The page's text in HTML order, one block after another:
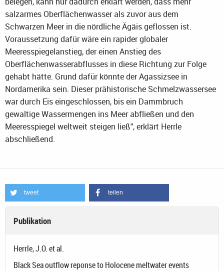
salzarmes Oberflächenwasser als zuvor aus dem
Schwarzen Meer in die nördliche Ägäis geflossen ist.
Voraussetzung dafür wäre ein rapider globaler
Meeresspiegelanstieg, der einen Anstieg des
Oberflächenwasserabflusses in diese Richtung zur Folge
gehabt hätte. Grund dafür könnte der Agassizsee in
Nordamerika sein. Dieser prähistorische Schmelzwassersee
war durch Eis eingeschlossen, bis ein Dammbruch
gewaltige Wassermengen ins Meer abfließen und den
Meeresspiegel weltweit steigen ließ", erklärt Herrle
abschließend.
tweet teilen
Publikation
Herrle, J.O. et al.
Black Sea outflow reponse to Holocene meltwater events